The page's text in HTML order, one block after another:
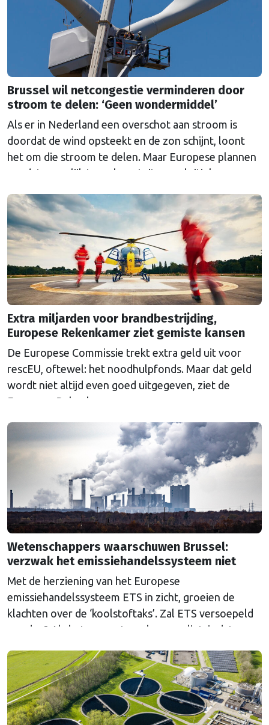
Brussel wil netcongestie verminderen door
stroom te delen: ‘Geen wondermiddel’
Als er in Nederland een overschot aan stroom is
doordat de wind opsteekt en de zon schijnt, loont
het om die stroom te delen. Maar Europese plannen
om dat mogelijk te maken stuiten op kritiek.
Extra miljarden voor brandbestrijding,
Europese Rekenkamer ziet gemiste kansen
De Europese Commissie trekt extra geld uit voor
rescEU, oftewel: het noodhulpfonds. Maar dat geld
wordt niet altijd even goed uitgegeven, ziet de
Europese Rekenkamer.
Wetenschappers waarschuwen Brussel:
verzwak het emissiehandelssysteem niet
Met de herziening van het Europese
emissiehandelssysteem ETS in zicht, groeien de
klachten over de ‘koolstoftaks’. Zal ETS versoepeld
worden? Als het aan wetenschappers ligt, is dat een